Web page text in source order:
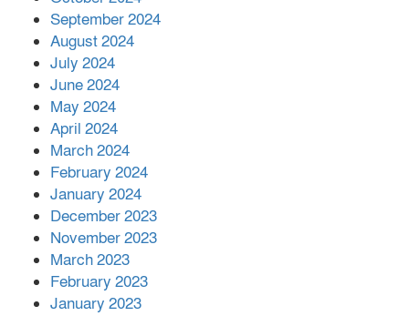
সহায়তা দিলেন সাচিং প্রু জেরী
September 2024
August 2024
July 2024
June 2024
May 2024
April 2024
March 2024
February 2024
January 2024
December 2023
November 2023
March 2023
February 2023
January 2023